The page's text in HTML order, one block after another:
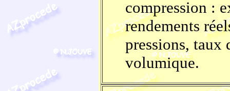
compression :
rendements
pressions, taux
volumique.